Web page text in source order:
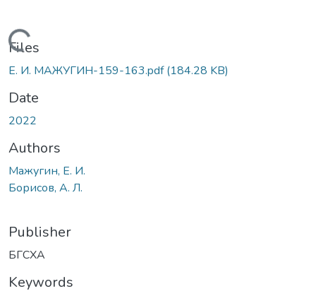
Loading...
Files
Е. И. МАЖУГИН-159-163.pdf(184.28 KB)
Date
2022
Authors
Мажугин, Е. И.
Борисов, А. Л.
Publisher
БГСХА
Keywords